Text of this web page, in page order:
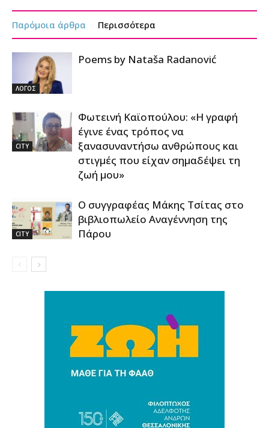
Παρόμοια άρθρα Περισσότερα
ΛΟΓΟΣ
Poems by Nataša Radanović
CITY
Φωτεινή Καϊοπούλου: «Η γραφή
έγινε ένας τρόπος να
ξανασυναντήσω ανθρώπους και
στιγμές που είχαν σημαδέψει τη
ζωή μου»
CITY
Ο συγγραφέας Μάκης Τσίτας στο
βιβλιοπωλείο Αναγέννηση της
Πάρου